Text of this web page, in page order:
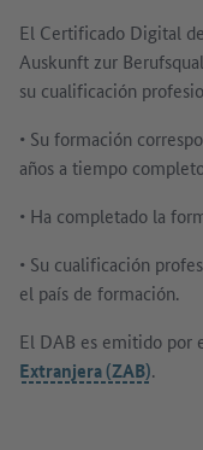
El Certificado Digital
Auskunft zur
su cualificación
• Su formación
años a tiempo
• Ha completado la
• Su cualificación
el país de formación.
El DAB es emitido por
Extranjera (ZAB).